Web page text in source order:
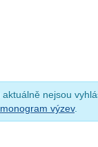
nejsou
výzev.